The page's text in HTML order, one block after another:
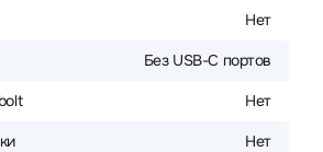
Нет
Без USB-С портов
Нет
Нет